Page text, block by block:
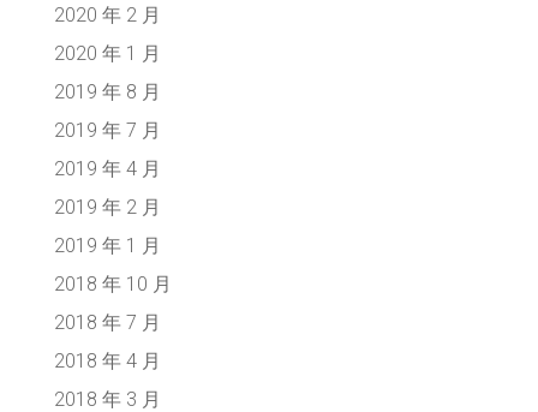
2020 年 2 月
2020 年 1 月
2019 年 8 月
2019 年 7 月
2019 年 4 月
2019 年 2 月
2019 年 1 月
2018 年 10 月
2018 年 7 月
2018 年 4 月
2018 年 3 月